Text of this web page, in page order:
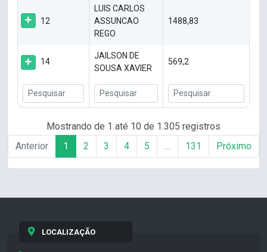
12
LUIS CARLOS
ASSUNCAO
REGO
1488,83
14
JAILSON DE
SOUSA XAVIER
569,2
Mostrando de 1 até 10 de 1.305 registros
Anterior
1 2 3 4 5 … 131 Próximo
LOCALIZAÇÃO